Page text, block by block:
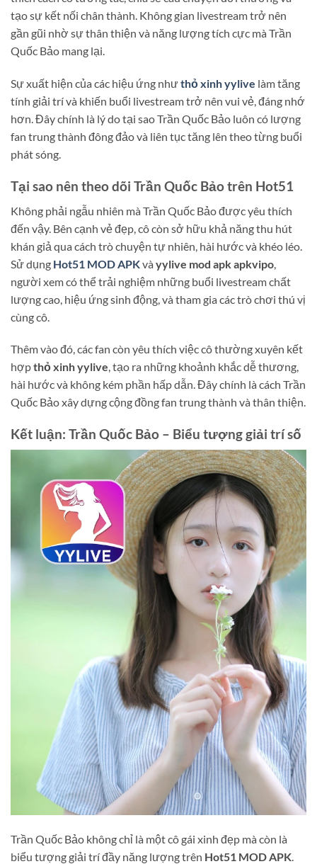
tạo sự kết nối chân thành. Không gian livestream trở nên
gần gũi nhờ sự thân thiện và năng lượng tích cực mà Trần
Quốc Bảo mang lại.
Sự xuất hiện của các hiệu ứng nhưthỏ xinh yylive làm tăng
tính giải trí và khiến buổi livestream trở nên vui vẻ, đáng nhớ
hơn. Đây chính là lý do tại sao Trần Quốc Bảo luôn có lượng
fan trung thành đông đảo và liên tục tăng lên theo từng buổi
phát sóng.
Tại sao nên theo dõi Trần Quốc Bảo trên Hot51
Không phải ngẫu nhiên mà Trần Quốc Bảo được yêu thích
đến vậy. Bên cạnh vẻ đẹp, cô còn sở hữu khả năng thu hút
khán giả qua cách trò chuyện tự nhiên, hài hước và khéo léo.
Sử dụng Hot51 MOD APKvà yylive mod apk apkvipo
người xem có thể trải nghiệm những buổi livestream chất
lượng cao, hiệu ứng sinh động, và tham gia các trò chơi thú vị
cùng cô.
Thêm vào đó, các fan còn yêu thích việc cô thường xuyên kết
hợpthỏ xinh yylive, tạo ra những khoảnh khắc dễ thương,
hài hước và không kém phần hấp dẫn. Đây chính là cách Trần
Quốc Bảo xây dựng cộng đồng fan trung thành và thân thiện.
Kết luận: Trần Quốc Bảo – Biểu tượng giải trí số
Trần Quốc Bảo không chỉ là một cô gái xinh đẹp mà còn là
biểu tượng giải trí đầy năng lượng trên Hot51 MOD APK